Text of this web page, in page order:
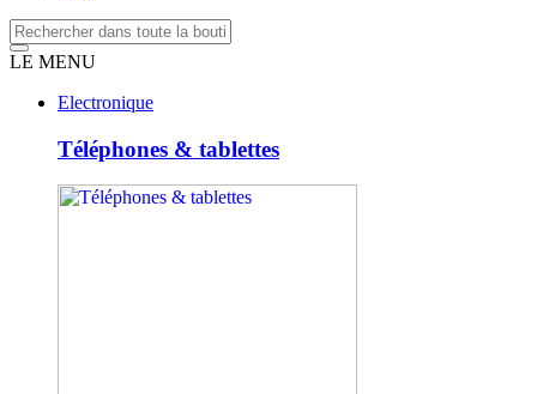
LE MENU
Electronique
Téléphones & tablettes